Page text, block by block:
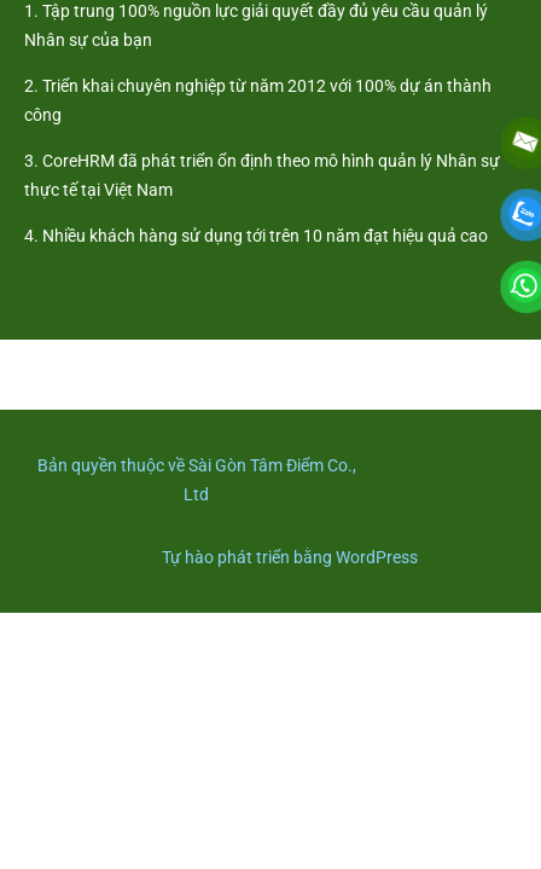
1. Tập trung 100% nguồn lực giải quyết đầy đủ yêu cầu quản lý
Nhân sự của bạn
2. Triển khai chuyên nghiệp từ năm 2012 với 100% dự án thành
công
3. CoreHRM đã phát triển ổn định theo mô hình quản lý Nhân sự
thực tế tại Việt Nam
4. Nhiều khách hàng sử dụng tới trên 10 năm đạt hiệu quả cao
Bản quyền thuộc về Sài Gòn Tâm Điểm Co.,
Ltd
Tự hào phát triển bằng WordPress